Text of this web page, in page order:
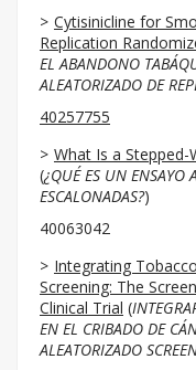
Cytisinicline for
Replication
EL ABANDONO
ALEATORIZADO DE
40257755
What Is a Stepped-
(¿QUÉ ES UN ENSAYO
ESCALONADAS?)
40063042
Integrating
Screening: The
Clinical Trial (
EN EL CRIBADO DE
ALEATORIZADO